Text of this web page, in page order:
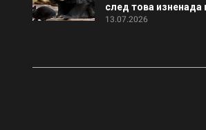
след това изненада
13.07.2026